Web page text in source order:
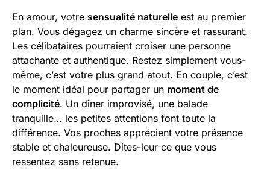
En amour, votre sensualité naturelle est au premier
plan. Vous dégagez un charme sincère et rassurant.
Les célibataires pourraient croiser une personne
attachante et authentique. Restez simplement vous-
même, c’est votre plus grand atout. En couple, c’est
le moment idéal pour partager un moment de
complicité. Un dîner improvisé, une balade
tranquille… les petites attentions font toute la
différence. Vos proches apprécient votre présence
stable et chaleureuse. Dites-leur ce que vous
ressentez sans retenue.